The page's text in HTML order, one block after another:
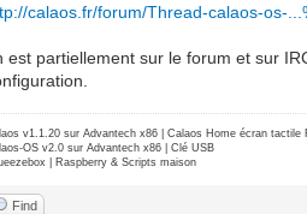
calaos.fr/forum/Thread-calaos-os-
est partiellement sur le forum et sur
v1.1.20 sur Advantech x86 | Calaos Home écran tactile
OS v2.0 sur Advantech x86 | Clé USB
| Raspberry & Scripts maison
Find